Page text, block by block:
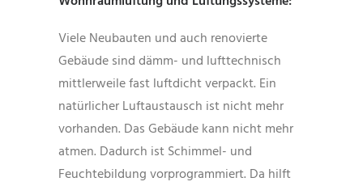
Viele Neubauten und auch renovierte
Gebäude sind dämm- und lufttechnisch
mittlerweile fast luftdicht verpackt. Ein
natürlicher Luftaustausch ist nicht mehr
vorhanden. Das Gebäude kann nicht mehr
atmen. Dadurch ist Schimmel- und
Feuchtebildung vorprogrammiert. Da hilft